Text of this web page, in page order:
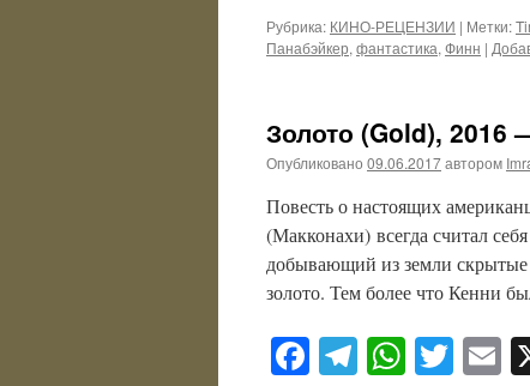
Рубрика: КИНО-РЕЦЕНЗИИ | Метки:
Панабэйкер,фантастика,Финн |
Золото (Gold), 2016
Опубликовано 09.06.2017автором
Повесть о настоящих
(Макконахи) всегда считал
добывающий из земли скрытые
золото. Тем более что Кенни
Facebook
Telegram